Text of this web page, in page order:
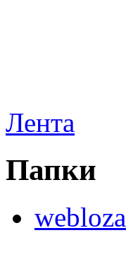
Лента
Папки
webloza